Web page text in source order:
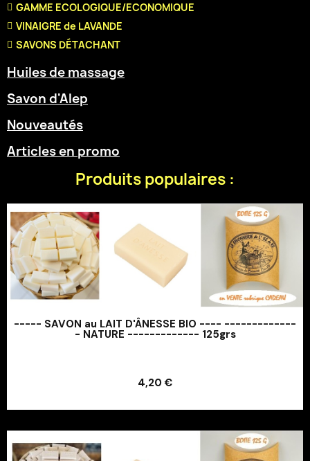
GAMME ECOLOGIQUE/ECONOMIQUE
VINAIGRE de LAVANDE
SAVONS DÉTACHANT
Huiles de massage
Savon d'Alep
Nouveautés
Articles en promo
Produits populaires :
----- SAVON au LAIT D'ÂNESSE BIO ---- -------------
- NATURE ------------- 125grs
4,20 €
Ajouter au panier